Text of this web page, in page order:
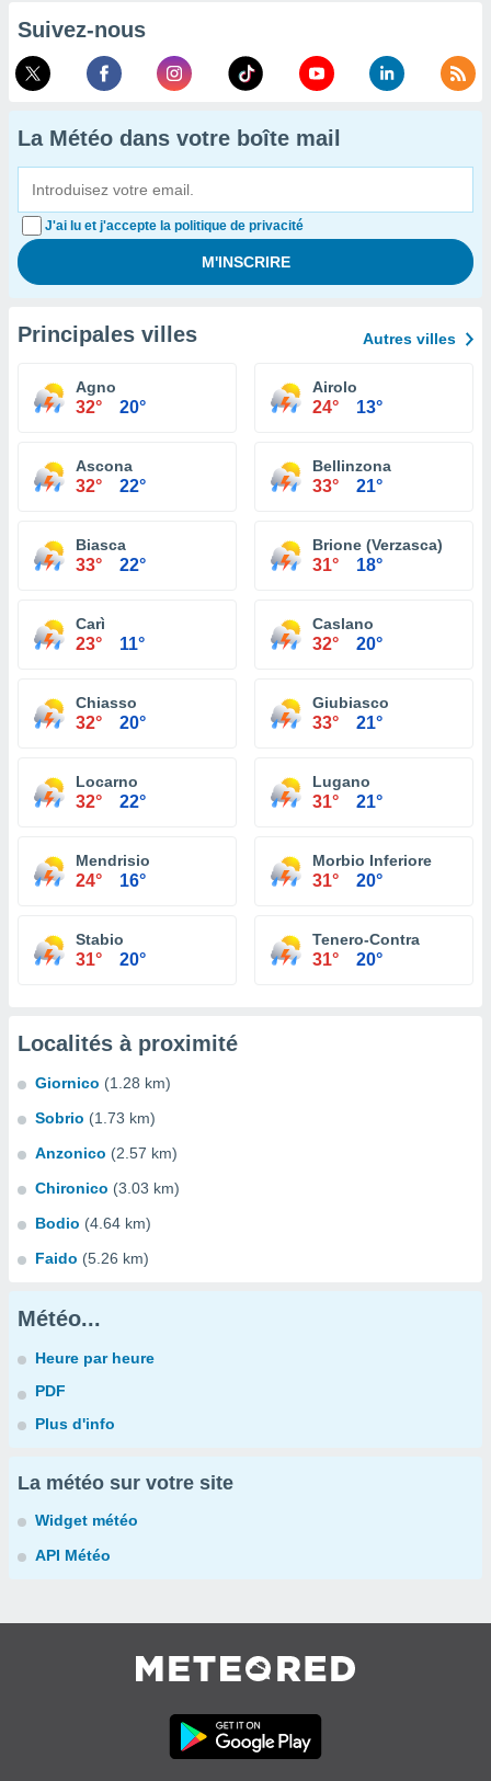
Suivez-nous
La Météo dans votre boîte mail
J'ai lu et j'accepte la politique de privacité
Principales villes Autres villes
Agno
32° 20°
Airolo
24° 13°
Ascona
32° 22°
Bellinzona
33° 21°
Biasca
33° 22°
Brione (Verzasca)
31° 18°
Carì
23° 11°
Caslano
32° 20°
Chiasso
32° 20°
Giubiasco
33° 21°
Locarno
32° 22°
Lugano
31° 21°
Mendrisio
24° 16°
Morbio Inferiore
31° 20°
Stabio
31° 20°
Tenero-Contra
31° 20°
Localités à proximité
Giornico (1.28 km)
Sobrio (1.73 km)
Anzonico (2.57 km)
Chironico (3.03 km)
Bodio (4.64 km)
Faido (5.26 km)
Météo...
Heure par heure
PDF
Plus d'info
La météo sur votre site
Widget météo
API Météo